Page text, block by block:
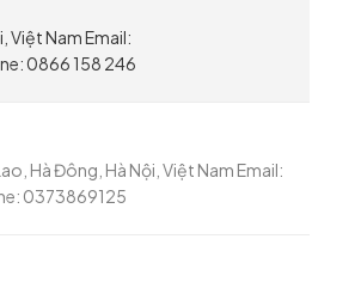
Việt Nam Email:
0866 158 246
Hà Đông, Hà Nội, Việt Nam Email:
0373869125